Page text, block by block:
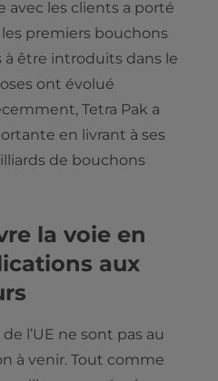
avec les clients a porté
les premiers bouchons
être introduits dans le
ont évolué
Tetra Pak a
en livrant à ses
de bouchons
la voie en
aux
l’UE ne sont pas au
à venir. Tout comme